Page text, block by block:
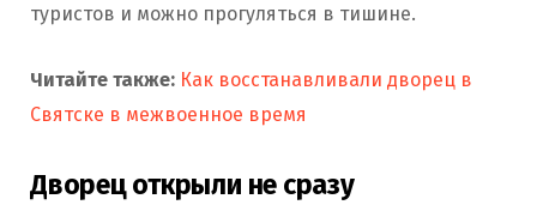
туристов и можно прогуляться в тишине.
Читайте также: Как восстанавливали дворец в
Святске в межвоенное время
Дворец открыли не сразу